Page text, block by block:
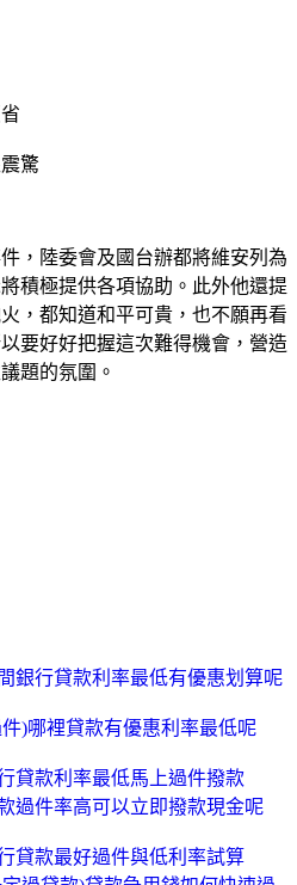
驚
，陸委會及國台辦都將維安列為
積極提供各項協助。此外他還提
，都知道和平可貴，也不願再看
要好好把握這次難得機會，營造
題的氛圍。
銀行貸款利率最低有優惠划算呢
)哪裡貸款有優惠利率最低呢
貸款利率最低馬上過件撥款
過件率高可以立即撥款現金呢
貸款最好過件與低利率試算